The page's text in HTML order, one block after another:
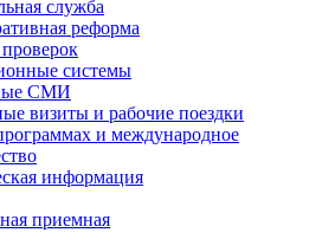
служба
реформа
проверок
системы
СМИ
визиты и рабочие поездки
и международное
информация
приемная